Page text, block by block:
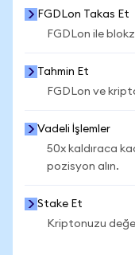
FGDLon Takas Et
FGDLon ile
Tahmin Et
FGDLon ve
Vadeli İşlemler
50x kaldıraca
pozisyon alın.
Stake Et
Kriptonuzu